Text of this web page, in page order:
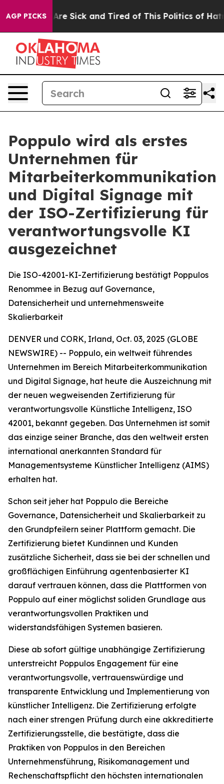
AGP PICKSAre Sick and Tired of This Politics of Hatred”
Poppulo wird als erstes
Unternehmen für
Mitarbeiterkommunikation
und Digital Signage mit
der ISO-Zertifizierung für
verantwortungsvolle KI
ausgezeichnet
Die ISO-42001-KI-Zertifizierung bestätigt Poppulos
Renommee in Bezug auf Governance,
Datensicherheit und unternehmensweite
Skalierbarkeit
DENVER und CORK, Irland, Oct. 03, 2025 (GLOBE
NEWSWIRE) -- Poppulo, ein weltweit führendes
Unternehmen im Bereich Mitarbeiterkommunikation
und Digital Signage, hat heute die Auszeichnung mit
der neuen wegweisenden Zertifizierung für
verantwortungsvolle Künstliche Intelligenz, ISO
42001, bekannt gegeben. Das Unternehmen ist somit
das einzige seiner Branche, das den weltweit ersten
international anerkannten Standard für
Managementsysteme Künstlicher Intelligenz (AIMS)
erhalten hat.
Schon seit jeher hat Poppulo die Bereiche
Governance, Datensicherheit und Skalierbarkeit zu
den Grundpfeilern seiner Plattform gemacht. Die
Zertifizierung bietet Kundinnen und Kunden
zusätzliche Sicherheit, dass sie bei der schnellen und
großflächigen Einführung agentenbasierter KI
darauf vertrauen können, dass die Plattformen von
Poppulo auf einer möglichst soliden Grundlage aus
verantwortungsvollen Praktiken und
widerstandsfähigen Systemen basieren.
Diese ab sofort gültige unabhängige Zertifizierung
unterstreicht Poppulos Engagement für eine
verantwortungsvolle, vertrauenswürdige und
transparente Entwicklung und Implementierung von
künstlicher Intelligenz. Die Zertifizierung erfolgte
nach einer strengen Prüfung durch eine akkreditierte
Zertifizierungsstelle, die bestätigte, dass die
Praktiken von Poppulos in den Bereichen
Unternehmensführung, Risikomanagement und
Rechenschaftspflicht den höchsten internationalen